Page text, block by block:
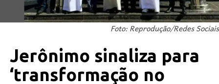
Foto: Reprodução/Redes Sociais
Jerônimo sinaliza para
‘transformação no